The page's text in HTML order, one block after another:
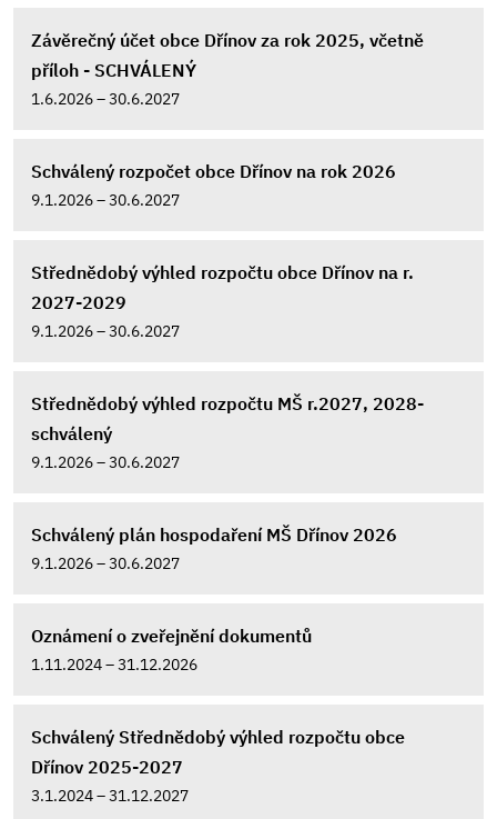
Závěrečný účet obce Dřínov za rok 2025, včetně
příloh - SCHVÁLENÝ
1.6.2026 – 30.6.2027
Schválený rozpočet obce Dřínov na rok 2026
9.1.2026 – 30.6.2027
Střednědobý výhled rozpočtu obce Dřínov na r.
2027-2029
9.1.2026 – 30.6.2027
Střednědobý výhled rozpočtu MŠ r.2027, 2028-
schválený
9.1.2026 – 30.6.2027
Schválený plán hospodaření MŠ Dřínov 2026
9.1.2026 – 30.6.2027
Oznámení o zveřejnění dokumentů
1.11.2024 – 31.12.2026
Schválený Střednědobý výhled rozpočtu obce
Dřínov 2025-2027
3.1.2024 – 31.12.2027